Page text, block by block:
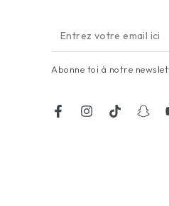
Entrez
votre
email
Abonne toi à notre
FacebookInstagram
TikTok